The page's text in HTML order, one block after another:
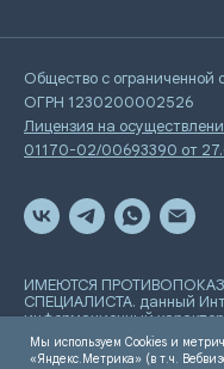
Общество с
ОГРН 1230200002526
Лицензия на
01170-02/00693390 от
ИМЕЮТСЯ
СПЕЦИАЛИСТА. данный
информационный
определяемой
кодекса РФ
Мы используем Cookies и
«Яндекс.Метрика» (в т.ч.